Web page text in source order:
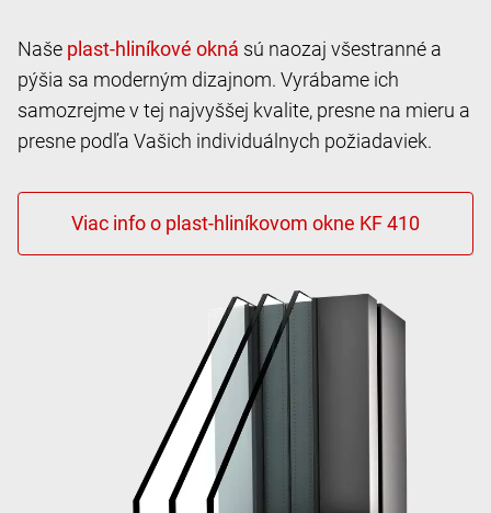
Naše
sú naozaj všestranné a
pýšia sa moderným dizajnom. Vyrábame ich
samozrejme v tej najvyššej kvalite, presne na mieru a
presne podľa Vašich individuálnych požiadaviek.